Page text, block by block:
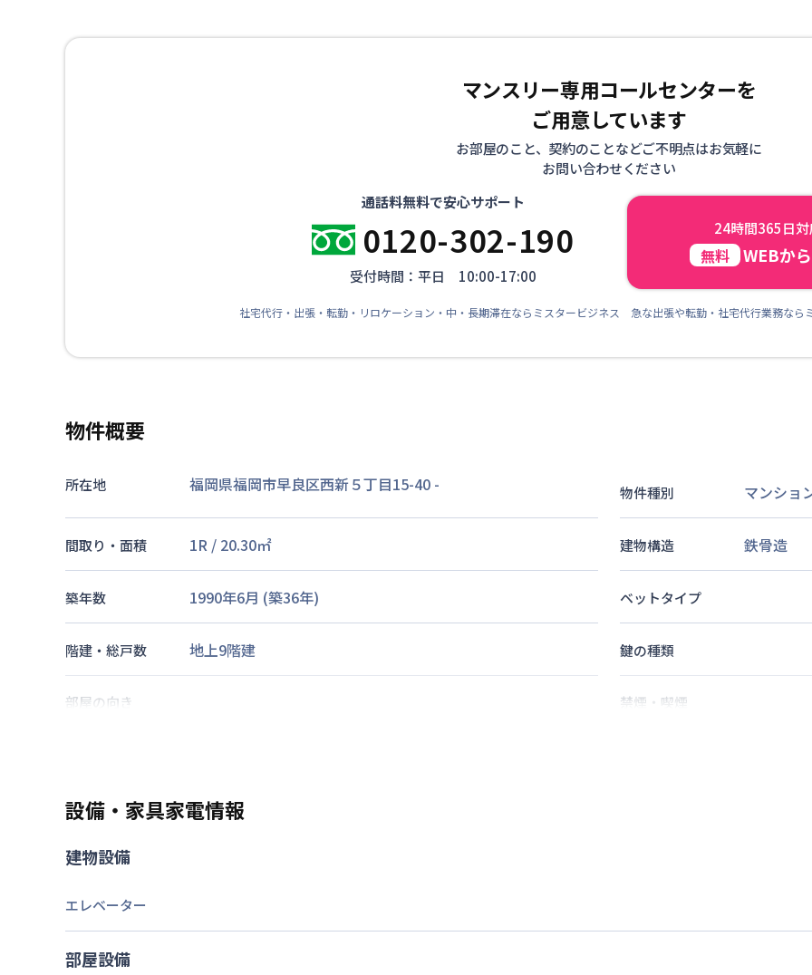
マンスリー専用コールセンターを
ご用意しています
お部屋のこと、契約のことなどご不明点はお気軽に
お問い合わせください
通話料無料で安心サポート
0120-302-190
受付時間：平日 10:00-17:00
24時間365日
無料 WEBか
社宅代行・出張・転勤・リロケーション・中・長期滞在ならミスタービジネス 急な出張や転勤・社宅代行業務なら
物件概要
所在地 福岡県福岡市早良区西新５丁目15-40 - 物件種別 マンショ
間取り・面積 1R / 20.30㎡ 建物構造 鉄骨造
築年数 1990年6月 (築36年) ベットタイプ
階建・総戸数 地上9階建 鍵の種類
部屋の向き 禁煙・喫煙
駐車場
情報更新日
設備・家具家電情報
建物設備
エレベーター
部屋設備